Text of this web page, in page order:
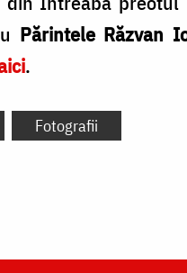
Părintele Răzvan
.
Fotografii